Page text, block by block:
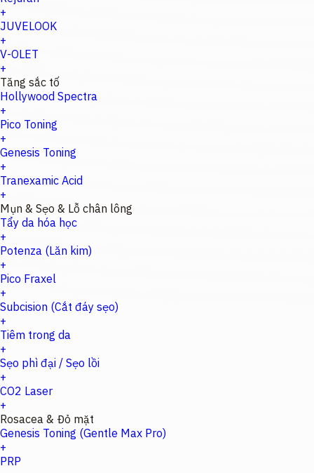
+
JUVELOOK
+
V-OLET
+
Tăng sắc tố
Hollywood Spectra
+
Pico Toning
+
Genesis Toning
+
Tranexamic Acid
+
Mụn & Sẹo & Lỗ chân lông
Tẩy da hóa học
+
Potenza (Lăn kim)
+
Pico Fraxel
+
Subcision (Cắt đáy sẹo)
+
Tiêm trong da
+
Sẹo phì đại / Sẹo lồi
+
CO2 Laser
+
Rosacea & Đỏ mặt
Genesis Toning (Gentle Max Pro)
+
PRP